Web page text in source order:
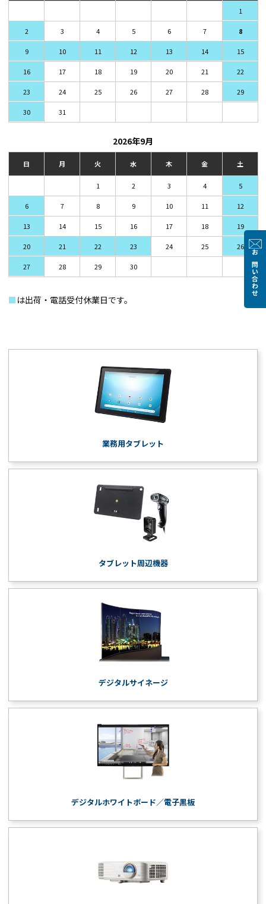
お問い合わせ
1
2 3 4 5 6 7 8
9 10 11 12 13 14 15
16 17 18 19 20 21 22
23 24 25 26 27 28 29
30 31
2026年9月
日 月 火 水 木 金 土
1 2 3 4 5
6 7 8 9 10 11 12
13 14 15 16 17 18 19
20 21 22 23 24 25 26
27 28 29 30
■ は出荷・電話受付休業日です。
業務用タブレット
タブレット周辺機器
デジタルサイネージ
デジタルホワイトボード／電子黒板